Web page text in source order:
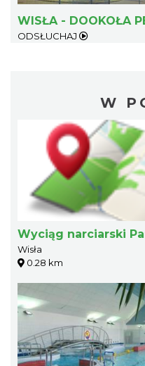
WISŁA - DOOKOŁA
ODSŁUCHAJ
W
Wyciąg narciarski
Wisła
0.28 km